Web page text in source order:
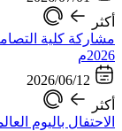
أكثر
مشاركة كلية
2026م
2026/06/12
أكثر
الاحتفال باليوم